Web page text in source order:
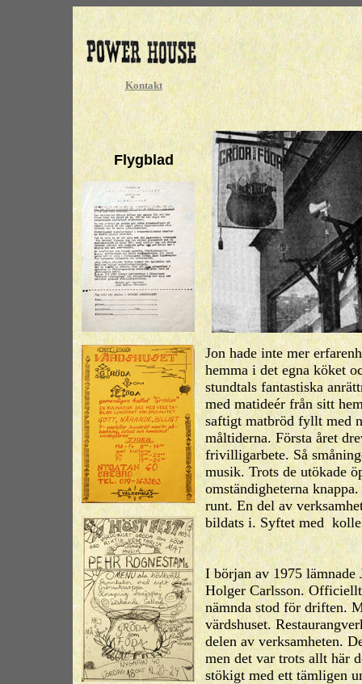
Kontakt
Flygblad
Jon hade inte mer
hemma i det egna köket
stundtals fantastiska
med matideér från sitt
saftigt matbröd fyllt med
måltiderna. Första året
frivilligarbete. Så
musik. Trots de utökade
omständigheterna
runt. En del av
bildats i. Syftet med
värdshuset
I början av 1975
Holger Carlsson.
nämnda stod för driften.
värdshuset.
delen av verksamheten.
men det var trots allt här
stökigt med ett tämligen